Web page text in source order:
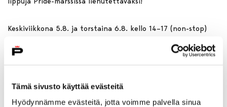
Tämä sivusto käyttää evästeitä
Hyödynnämme evästeitä, jotta voimme palvella sinua
Keskiviikkona 5.8. ja torstaina 6.8. kello 14–17 (non-stop)
kangasmerkkejä, pinnejä ja kirjontaa. Työskentelyyn voi tulla
ja lähteä vapaasti oman aikataulun mukaan. Pajaan voi
kirjoen tai kangasmerkein.